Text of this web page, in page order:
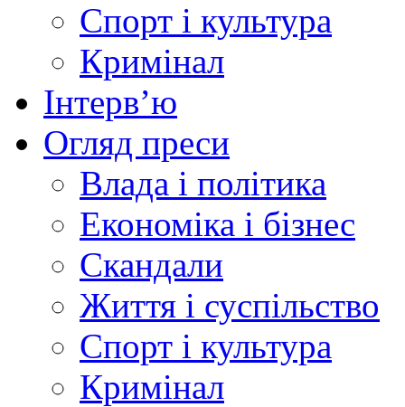
Спорт і культура
Кримінал
Інтерв’ю
Огляд преси
Влада і політика
Економіка і бізнес
Скандали
Життя і суспільство
Спорт і культура
Кримінал